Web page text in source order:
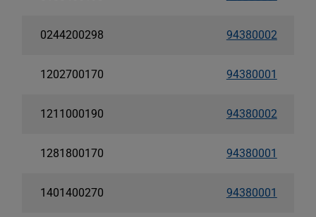
0244200298 94380002
1202700170 94380001
1211000190 94380002
1281800170 94380001
1401400270 94380001